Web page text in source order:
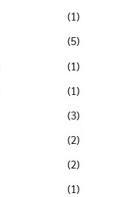
(1)
(5)
(1)
(1)
(3)
(2)
(2)
(1)